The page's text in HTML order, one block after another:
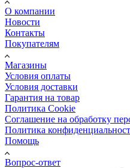
О компании
Новости
Контакты
Покупателям
Магазины
Условия оплаты
Условия доставки
Гарантия на товар
Политика Cookie
Соглашение на обработку
Политика
Помощь
Вопрос-ответ